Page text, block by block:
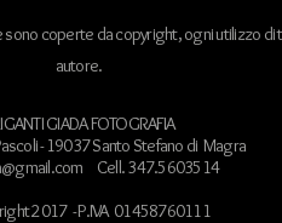
coperte da copyright, ogni utilizzo
autore.
GIADA FOTOGRAFIA
- 19037 Santo Stefano di Magra
Cell. 347.5603514
2017 - P.IVA 01458760111